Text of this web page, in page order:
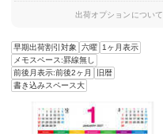
出荷オプションについて
早期出荷割引対象 六曜
1ヶ月表示
メモスペース:罫線無し
前後月表示:前後2ヶ月
旧暦
書き込みスペース大